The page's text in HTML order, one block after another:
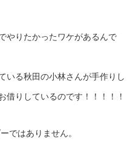
やりたかったワケがあるんで
いる秋田の小林さんが手作りし
借りしているのです！！！！！
ではありません。